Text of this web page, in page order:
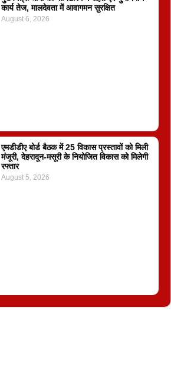
कार्य तेज, मालदेवता में आवागमन सुरक्षित
August 6, 2026
एमडीडीए बोर्ड बैठक में 25 विकास प्रस्तावों को मिली
मंजूरी, देहरादून-मसूरी के नियोजित विकास को मिलेगी
रफ्तार
August 5, 2026